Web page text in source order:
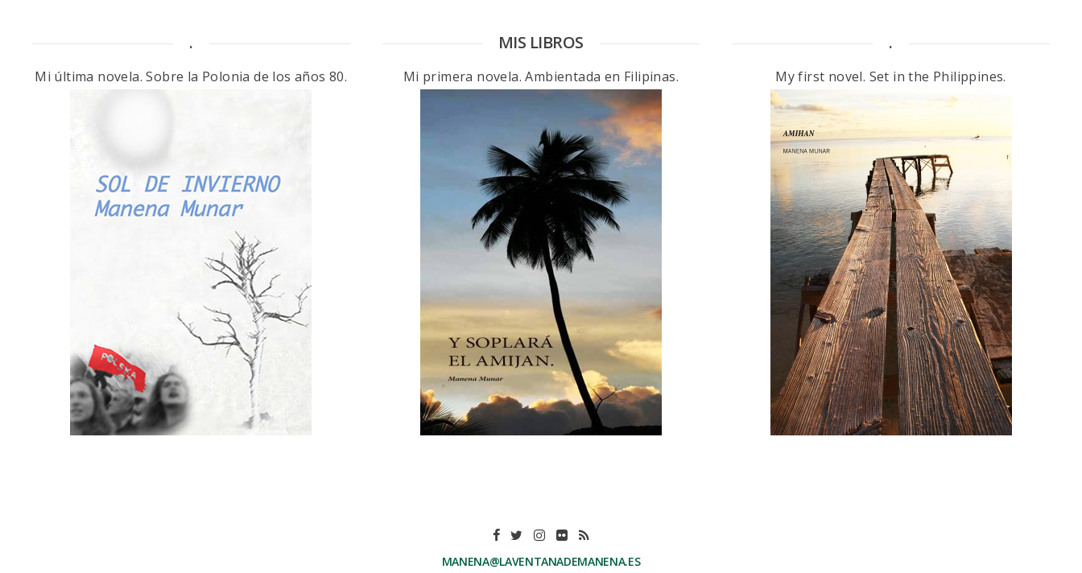
.
Mi última novela. Sobre la Polonia de los años 80.
MIS LIBROS
Mi primera novela. Ambientada en Filipinas.
.
My first novel. Set in the Philippines.
MANENA@LAVENTANADEMANENA.ES